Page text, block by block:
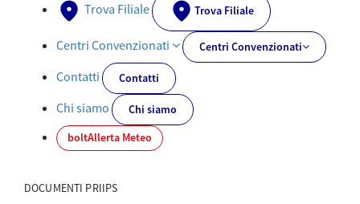
Trova Filiale Trova Filiale
Centri Convenzionati Centri Convenzionati
Contatti Contatti
Chi siamo
Chi siamo
boltAllerta Meteo
DOCUMENTI PRIIPS